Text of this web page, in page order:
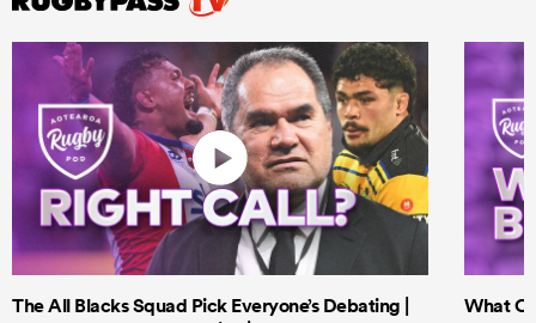
The All Blacks Squad Pick Everyone’s Debating |
What